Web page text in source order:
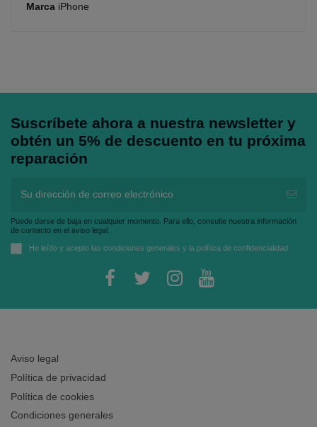
Marca iPhone
Suscríbete ahora a nuestra newsletter y
obtén un 5% de descuento en tu próxima
reparación
Puede darse de baja en cualquier momento. Para ello, consulte nuestra información
de contacto en el aviso legal.
He leído y acepto las condiciones generales y la política de confidencialidad
Aviso legal
Política de privacidad
Política de cookies
Condiciones generales